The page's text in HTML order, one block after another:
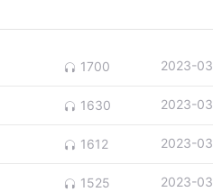
1700 2023-03
1630 2023-03
1612 2023-03
1525 2023-03